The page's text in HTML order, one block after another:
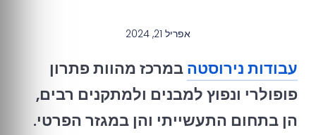
אפריל 21, 2024
עבודות נירוסטהבמרכז מהוות פתרון
פופולרי ונפוץ למבנים ולמתקנים רבים,
הן בתחום התעשייתי והן במגזר הפרטי.